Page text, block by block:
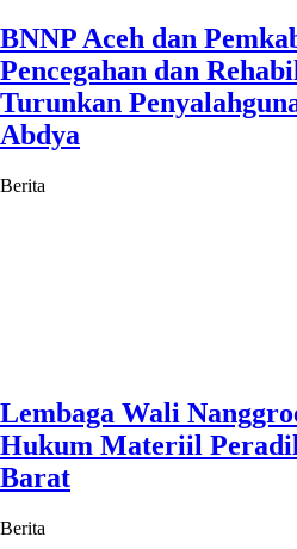
BNNP Aceh dan
Pencegahan dan
Turunkan
Abdya
Berita
Lembaga Wali
Hukum Materiil
Barat
Berita